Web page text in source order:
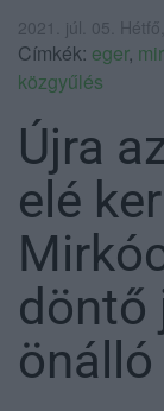
2021. júl. 05.
Címkék: eger,
közgyűlés
Újra
elé
döntő